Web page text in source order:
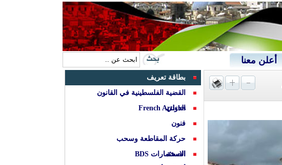
أعلن معنا
بطاقة تعريف
القضية الفلسطينية في القانون
الدولي
French Articles
فنون
حركة المقاطعة وسحب
الاستثمارات BDS
الصحة